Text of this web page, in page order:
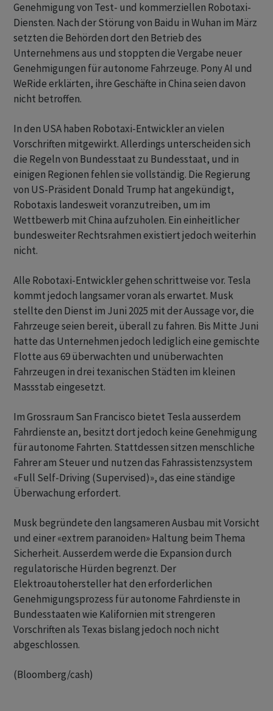
Genehmigung von Test- und kommerziellen Robotaxi-
Diensten. Nach der Störung von Baidu in Wuhan im März
setzten die Behörden dort den Betrieb des
Unternehmens aus und stoppten die Vergabe neuer
Genehmigungen für autonome Fahrzeuge. Pony AI und
WeRide erklärten, ihre Geschäfte in China seien davon
nicht betroffen.
In den USA haben Robotaxi-Entwickler an vielen
Vorschriften mitgewirkt. Allerdings unterscheiden sich
die Regeln von Bundesstaat zu Bundesstaat, und in
einigen Regionen fehlen sie vollständig. Die Regierung
von US-Präsident Donald Trump hat angekündigt,
Robotaxis landesweit voranzutreiben, um im
Wettbewerb mit China aufzuholen. Ein einheitlicher
bundesweiter Rechtsrahmen existiert jedoch weiterhin
nicht.
Alle Robotaxi-Entwickler gehen schrittweise vor. Tesla
kommt jedoch langsamer voran als erwartet. Musk
stellte den Dienst im Juni 2025 mit der Aussage vor, die
Fahrzeuge seien bereit, überall zu fahren. Bis Mitte Juni
hatte das Unternehmen jedoch lediglich eine gemischte
Flotte aus 69 überwachten und unüberwachten
Fahrzeugen in drei texanischen Städten im kleinen
Massstab eingesetzt.
Im Grossraum San Francisco bietet Tesla ausserdem
Fahrdienste an, besitzt dort jedoch keine Genehmigung
für autonome Fahrten. Stattdessen sitzen menschliche
Fahrer am Steuer und nutzen das Fahrassistenzsystem
«Full Self-Driving (Supervised)», das eine ständige
Überwachung erfordert.
Musk begründete den langsameren Ausbau mit Vorsicht
und einer «extrem paranoiden» Haltung beim Thema
Sicherheit. Ausserdem werde die Expansion durch
regulatorische Hürden begrenzt. Der
Elektroautohersteller hat den erforderlichen
Genehmigungsprozess für autonome Fahrdienste in
Bundesstaaten wie Kalifornien mit strengeren
Vorschriften als Texas bislang jedoch noch nicht
abgeschlossen.
(Bloomberg/cash)